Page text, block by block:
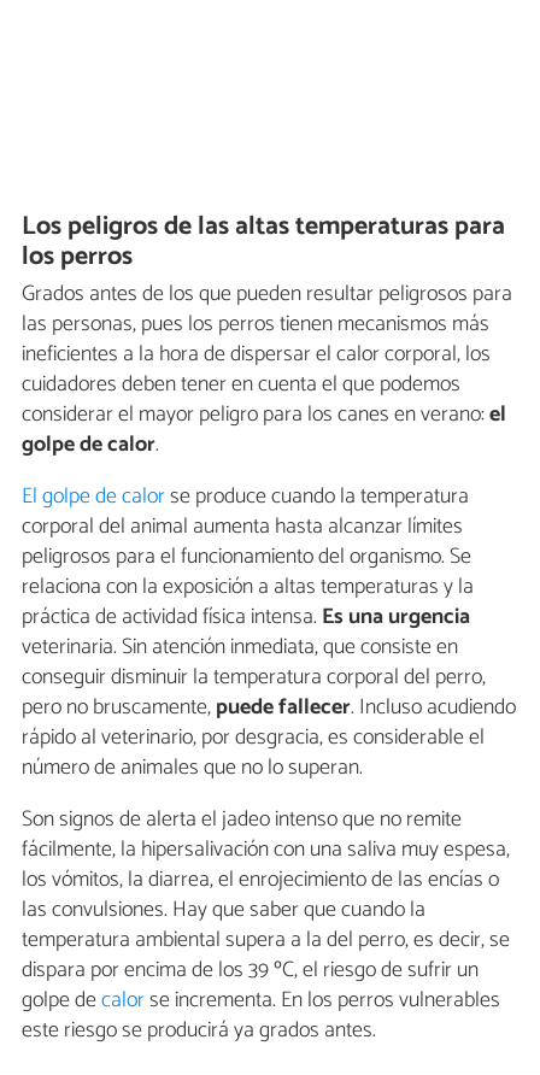
Los peligros de las altas temperaturas para
los perros
Grados antes de los que pueden resultar peligrosos para
las personas, pues los perros tienen mecanismos más
ineficientes a la hora de dispersar el calor corporal, los
cuidadores deben tener en cuenta el que podemos
considerar el mayor peligro para los canes en verano:el
golpe de calor.
El golpe de calorse produce cuando la temperatura
corporal del animal aumenta hasta alcanzar límites
peligrosos para el funcionamiento del organismo. Se
relaciona con la exposición a altas temperaturas y la
práctica de actividad física intensa. Es una urgencia
veterinaria. Sin atención inmediata, que consiste en
conseguir disminuir la temperatura corporal del perro,
pero no bruscamente,puede fallecer. Incluso acudiendo
rápido al veterinario, por desgracia, es considerable el
número de animales que no lo superan.
Son signos de alerta el jadeo intenso que no remite
fácilmente, la hipersalivación con una saliva muy espesa,
los vómitos, la diarrea, el enrojecimiento de las encías o
las convulsiones. Hay que saber que cuando la
temperatura ambiental supera a la del perro, es decir, se
dispara por encima de los 39 ºC, el riesgo de sufrir un
golpe decalorse incrementa. En los perros vulnerables
este riesgo se producirá ya grados antes.